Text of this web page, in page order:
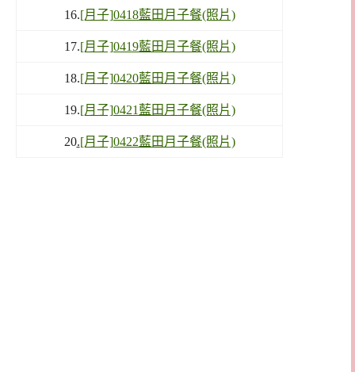
16.[月子]0418藍田月子餐(照片)
17.[月子]0419藍田月子餐(照片)
18.[月子]0420藍田月子餐(照片)
19.[月子]0421藍田月子餐(照片)
20.[月子]0422藍田月子餐(照片)